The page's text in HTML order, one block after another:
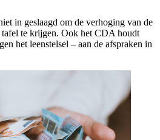
in geslaagd om de verhoging van de
tafel te krijgen. Ook het CDA houdt
het leenstelsel – aan de afspraken in